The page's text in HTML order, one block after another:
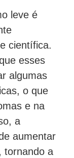
leve é
científica.
esses
algumas
o que
e na
a
aumentar
tornando a